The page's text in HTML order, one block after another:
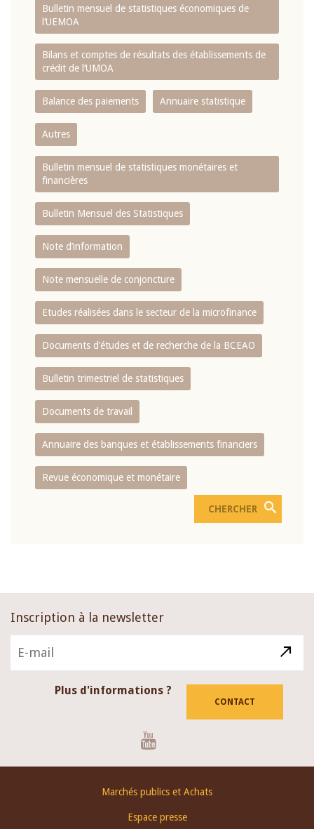
Bulletin mensuel de statistiques économiques de
l‘UEMOA
Bilans et comptes de résultats des établissements de
crédit de l‘UMOA
Balance des paiements Annuaire statistique
Autres
Bulletin mensuel de statistiques monétaires et
financières
Bulletin Mensuel des Statistiques
Note d’information
Note mensuelle de conjoncture
Etudes réalisées dans le secteur de la microfinance
Documents d’études et de recherche de la BCEAO
Bulletin trimestriel de statistiques
Documents de travail
Annuaire des banques et établissements financiers
Revue économique et monétaire
Inscription à la newsletter
Plus d'informations ?
CONTACT
Marchés publics et Achats
Espace presse